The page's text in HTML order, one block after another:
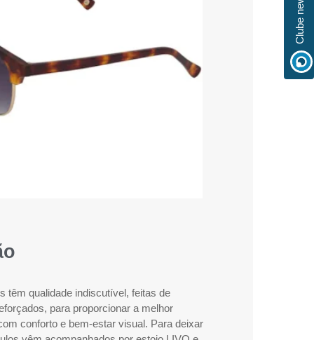
têm qualidade indiscutível, feitas de
para proporcionar a melhor
conforto e bem-estar visual. Para deixar